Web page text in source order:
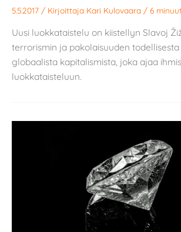
5.5.2017 / Kirjoittaja Kari Kulovaara / 6
Uusi luokkataistelu on kiistellyn Slavoj
terrorismin ja pakolaisuuden todellisesta
globaalista kapitalismista, joka ajaa
luokkataisteluun.